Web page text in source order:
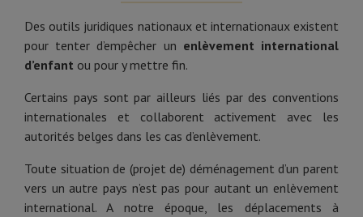
Des outils juridiques nationaux et internationaux existent
pour tenter d’empêcher un enlèvement international
d’enfant ou pour y mettre fin.
Certains pays sont par ailleurs liés par des conventions
internationales et collaborent activement avec les
autorités belges dans les cas d’enlèvement.
Toute situation de (projet de) déménagement d’un parent
vers un autre pays n’est pas pour autant un enlèvement
international. A notre époque, les déplacements à